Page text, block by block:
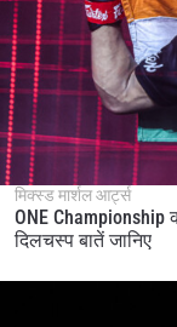
मिक्स्ड मार्शल आर्ट्स
ONE Championship
दिलचस्प बातें जानिए